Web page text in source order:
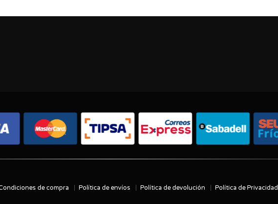
de compra Política de envíos Política de devolución Política de Privacidad